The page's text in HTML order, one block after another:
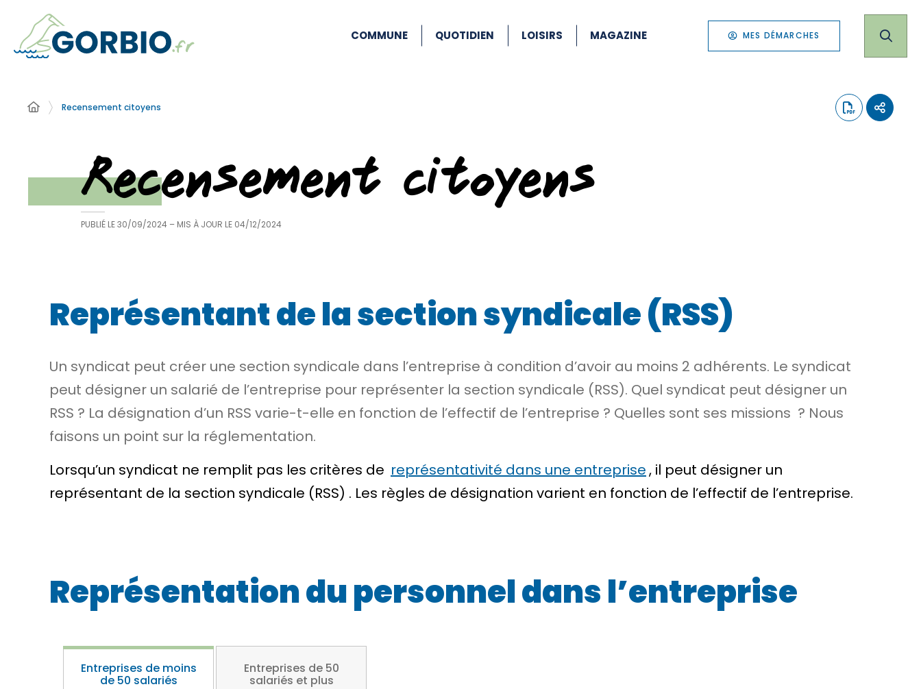
COMMUNE QUOTIDIEN LOISIRS MAGAZINE MES DÉMARCHES
Recensement citoyens
Recensement citoyens
PUBLIÉ LE30/09/2024 – MIS À JOUR LE 04/12/2024
Représentant de la section syndicale (RSS)
Un syndicat peut créer une section syndicale dans l’entreprise à condition d’avoir au moins 2 adhérents. Le syndicat
peut désigner un salarié de l’entreprise pour représenter la section syndicale (RSS). Quel syndicat peut désigner un
RSS ? La désignation d’un RSS varie-t-elle en fonction de l’effectif de l’entreprise ? Quelles sont ses missions ? Nous
faisons un point sur la réglementation.
Lorsqu’un syndicat ne remplit pas les critères de représentativité dans une entreprise, il peut désigner un
représentant de la section syndicale (RSS) . Les règles de désignation varient en fonction de l’effectif de l’entreprise.
Représentation du personnel dans l’entreprise
Entreprises de moins
de 50 salariés
Entreprises de 50
salariés et plus